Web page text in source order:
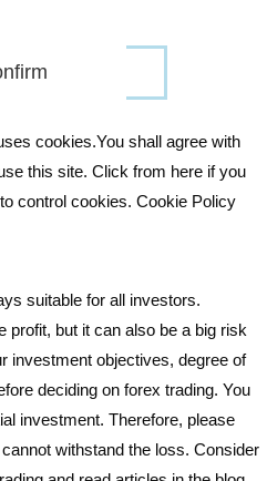
cookies.You shall agree with
this site. Click from here if you
control cookies. Cookie Policy
suitable for all investors.
profit, but it can also be a big risk
investment objectives, degree of
deciding on forex trading. You
investment. Therefore, please
withstand the loss. Consider